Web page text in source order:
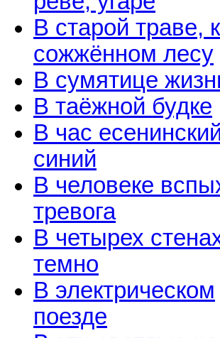
В старой траве,
сожжённом лесу
В сумятице
В таёжной будке
В час
синий
В человеке
тревога
В четырех
темно
В электрическом
поезде